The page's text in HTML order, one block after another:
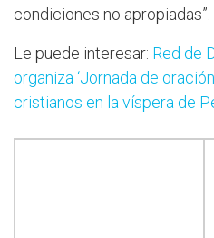
condiciones no apropiadas”.
Le puede interesar: Red de
organiza ‘Jornada de
cristianos en la víspera de